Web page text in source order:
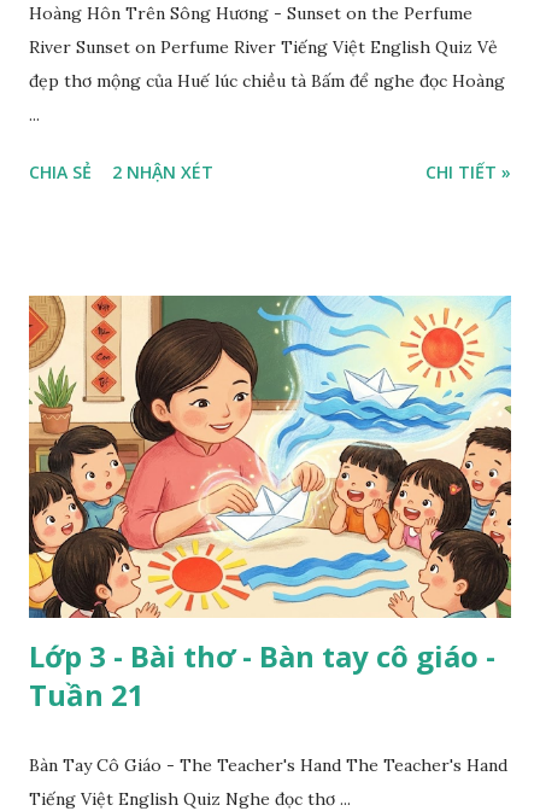
Hoàng Hôn Trên Sông Hương - Sunset on the Perfume
River Sunset on Perfume River Tiếng Việt English Quiz Vẻ
đẹp thơ mộng của Huế lúc chiều tà Bấm để nghe đọc Hoàng
...
CHIA SẺ 2 NHẬN XÉT CHI TIẾT »
Lớp 3 - Bài thơ - Bàn tay cô giáo -
Tuần 21
Bàn Tay Cô Giáo - The Teacher's Hand The Teacher's Hand
Tiếng Việt English Quiz Nghe đọc thơ ...